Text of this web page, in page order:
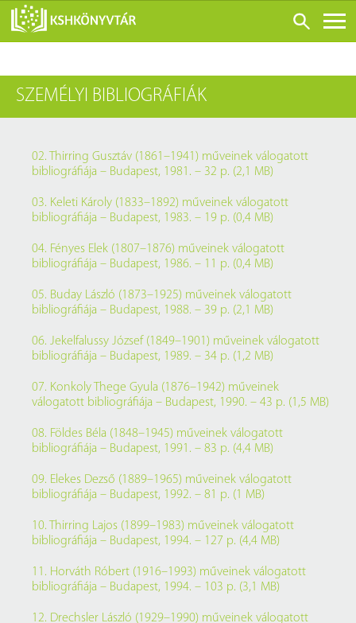
RÓLUNK
SZOLGÁLTATÁSOK
ADATBÁZISOK
BLOG
KIADVÁNYOK
SZEMÉLYI BIBLIOGRÁFIÁK
02. Thirring Gusztáv (1861–1941) műveinek válogatott
bibliográfiája – Budapest, 1981. – 32 p. (2,1 MB)
03. Keleti Károly (1833–1892) műveinek válogatott
bibliográfiája – Budapest, 1983. – 19 p. (0,4 MB)
04. Fényes Elek (1807–1876) műveinek válogatott
bibliográfiája – Budapest, 1986. – 11 p. (0,4 MB)
05. Buday László (1873–1925) műveinek válogatott
bibliográfiája – Budapest, 1988. – 39 p. (2,1 MB)
06. Jekelfalussy József (1849–1901) műveinek válogatott
bibliográfiája – Budapest, 1989. – 34 p. (1,2 MB)
07. Konkoly Thege Gyula (1876–1942) műveinek
válogatott bibliográfiája – Budapest, 1990. – 43 p. (1,5 MB)
08. Földes Béla (1848–1945) műveinek válogatott
bibliográfiája – Budapest, 1991. – 83 p. (4,4 MB)
09. Elekes Dezső (1889–1965) műveinek válogatott
bibliográfiája – Budapest, 1992. – 81 p. (1 MB)
10. Thirring Lajos (1899–1983) műveinek válogatott
bibliográfiája – Budapest, 1994. – 127 p. (4,4 MB)
11. Horváth Róbert (1916–1993) műveinek válogatott
bibliográfiája – Budapest, 1994. – 103 p. (3,1 MB)
12. Drechsler László (1929–1990) műveinek válogatott